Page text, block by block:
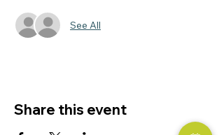
See All
Share this event